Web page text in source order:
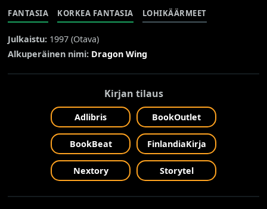
FANTASIA KORKEA FANTASIA LOHIKÄÄRMEET
Julkaistu: 1997 (Otava)
Alkuperäinen nimi: Dragon Wing
Kirjan tilaus
Adlibris BookOutlet
BookBeat FinlandiaKirja
Nextory Storytel